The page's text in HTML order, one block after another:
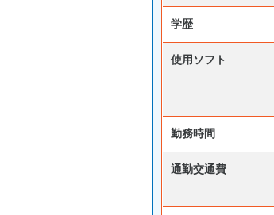
学歴
使用ソフト
勤務時間
通勤交通費